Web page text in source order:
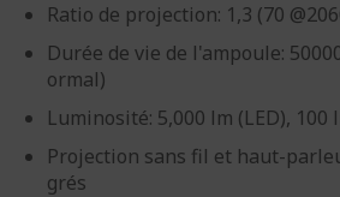
Ratio de projection: 1,3 (70
Durée de vie de l'ampoule:
ormal)
Luminosité: 5,000 lm (LED), 100
Projection sans fil et haut-
grés